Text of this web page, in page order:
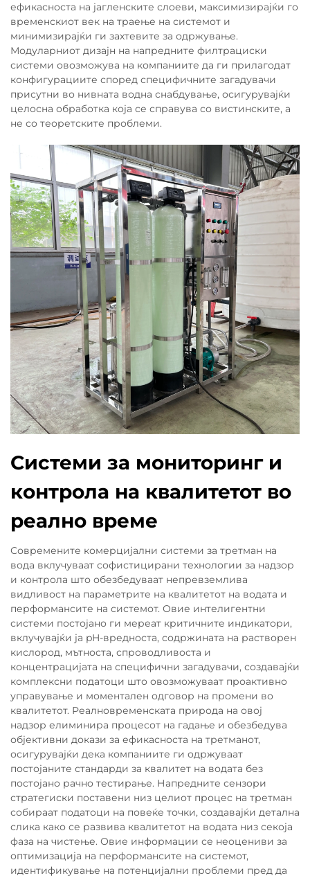
ефикасноста на јагленските слоеви, максимизирајќи го
временскиот век на траење на системот и
минимизирајќи ги захтевите за одржување.
Модуларниот дизајн на напредните филтрациски
системи овозможува на компаниите да ги прилагодат
конфигурациите според специфичните загадувачи
присутни во нивната водна снабдување, осигурувајќи
целосна обработка која се справува со вистинските, а
не со теоретските проблеми.
Системи за мониторинг и
контрола на квалитетот во
реално време
Современите комерцијални системи за третман на
вода вклучуваат софистицирани технологии за надзор
и контрола што обезбедуваат непревземлива
видливост на параметрите на квалитетот на водата и
перформансите на системот. Овие интелигентни
системи постојано ги мереат критичните индикатори,
вклучувајќи ја pH-вредноста, содржината на растворен
кислород, мътноста, спроводливоста и
концентрацијата на специфични загадувачи, создавајќи
комплексни податоци што овозможуваат проактивно
управување и моментален одговор на промени во
квалитетот. Реалновременската природа на овој
надзор елиминира процесот на гадање и обезбедува
објективни докази за ефикасноста на третманот,
осигурувајќи дека компаниите ги одржуваат
постојаните стандарди за квалитет на водата без
постојано рачно тестирање. Напредните сензори
стратегиски поставени низ целиот процес на третман
собираат податоци на повеќе точки, создавајќи детална
слика како се развива квалитетот на водата низ секоја
фаза на чистење. Овие информации се неоцениви за
оптимизација на перформансите на системот,
идентификување на потенцијални проблеми пред да